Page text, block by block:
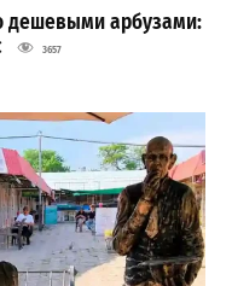
дешевыми арбузами:
3657